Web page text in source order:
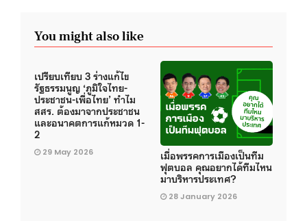
You might also like
เปรียบเทียบ 3 ร่างแก้ไข
รัฐธรรมนูญ ‘ภูมิใจไทย-
ประชาชน-เพื่อไทย’ ทำไม
สสร. ต้องมาจากประชาชน
และอนาคตการแก้หมวด 1-
2
29 May 2026
เมื่อพรรคการเมืองเป็นทีม
ฟุตบอล คุณอยากได้ทีมไหน
มาบริหารประเทศ?
28 January 2026